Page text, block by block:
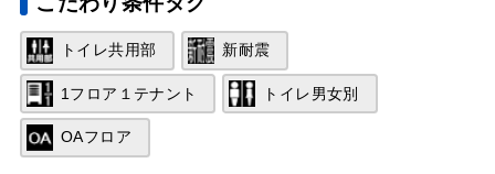
トイレ共用部 新耐震
1フロア１テナント トイレ男女別
OAフロア